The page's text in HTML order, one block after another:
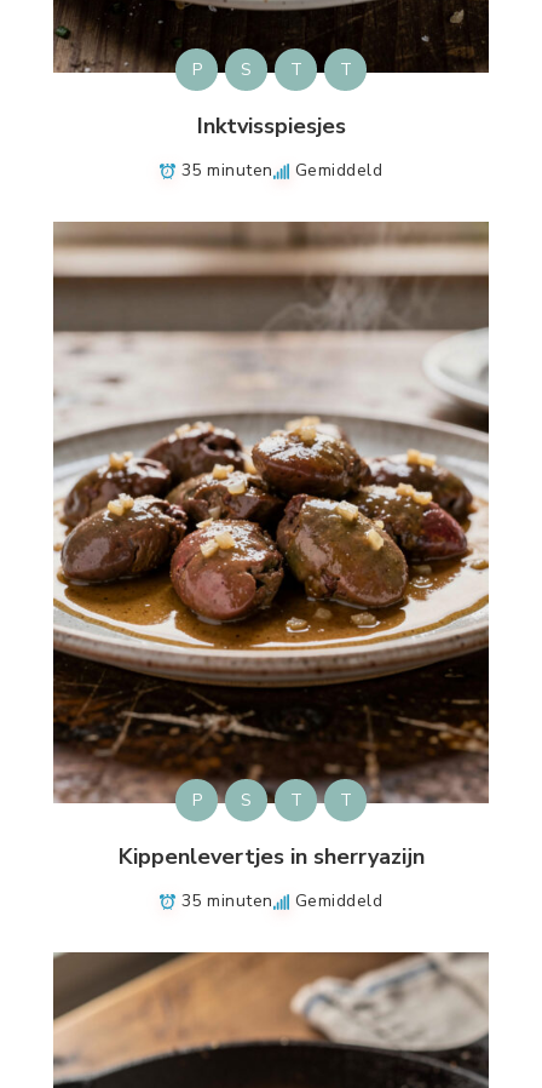
P S T T
Inktvisspiesjes
35 minuten Gemiddeld
P S T T
Kippenlevertjes in sherryazijn
35 minuten Gemiddeld